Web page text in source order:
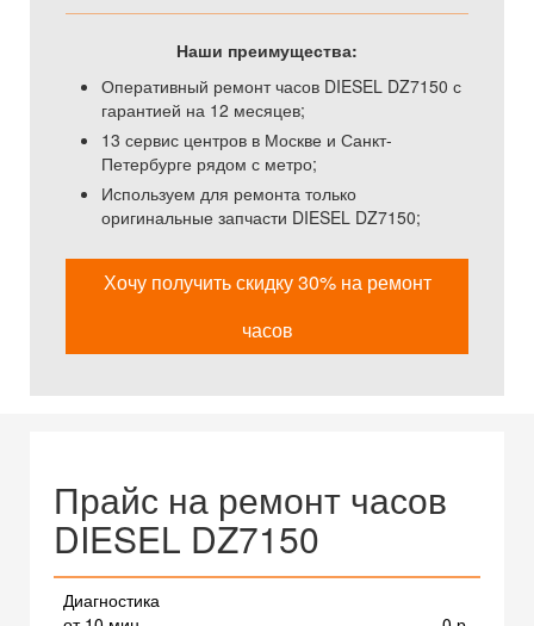
Наши преимущества:
Оперативный ремонт часов DIESEL DZ7150 с
гарантией на 12 месяцев;
13 сервис центров в Москве и Санкт-
Петербурге рядом с метро;
Используем для ремонта только
оригинальные запчасти DIESEL DZ7150;
Хочу получить скидку 30% на ремонт
часов
Прайс на ремонт часов
DIESEL DZ7150
Диагностика